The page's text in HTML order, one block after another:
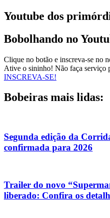
Youtube dos
Bobolhando no
Clique no botão e inscreva-se no
Ative o sininho! Não faça serviço
INSCREVA-SE!
Bobeiras mais lidas:
Segunda edição da
confirmada para 2026
Trailer do novo
liberado: Confira os